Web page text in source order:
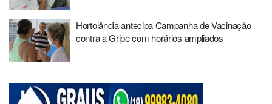
Hortolândia antecipa Campanha de Vacinação
contra a Gripe com horários ampliados